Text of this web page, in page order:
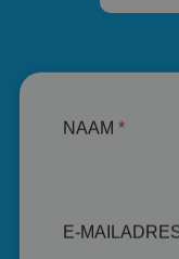
NAAM *
E-